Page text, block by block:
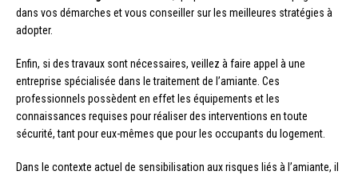
dans vos démarches et vous conseiller sur les meilleures stratégies à
adopter.
Enfin, si des travaux sont nécessaires, veillez à faire appel à une
entreprise spécialisée dans le traitement de l’amiante. Ces
professionnels possèdent en effet les équipements et les
connaissances requises pour réaliser des interventions en toute
sécurité, tant pour eux-mêmes que pour les occupants du logement.
Dans le contexte actuel de sensibilisation aux risques liés à l’amiante, il